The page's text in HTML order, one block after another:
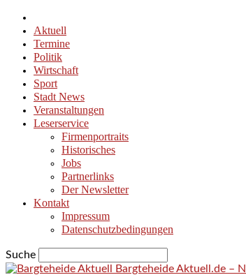
Aktuell
Termine
Politik
Wirtschaft
Sport
Stadt News
Veranstaltungen
Leserservice
Firmenportraits
Historisches
Jobs
Partnerlinks
Der Newsletter
Kontakt
Impressum
Datenschutzbedingungen
Suche
Bargteheide Aktuell.de –